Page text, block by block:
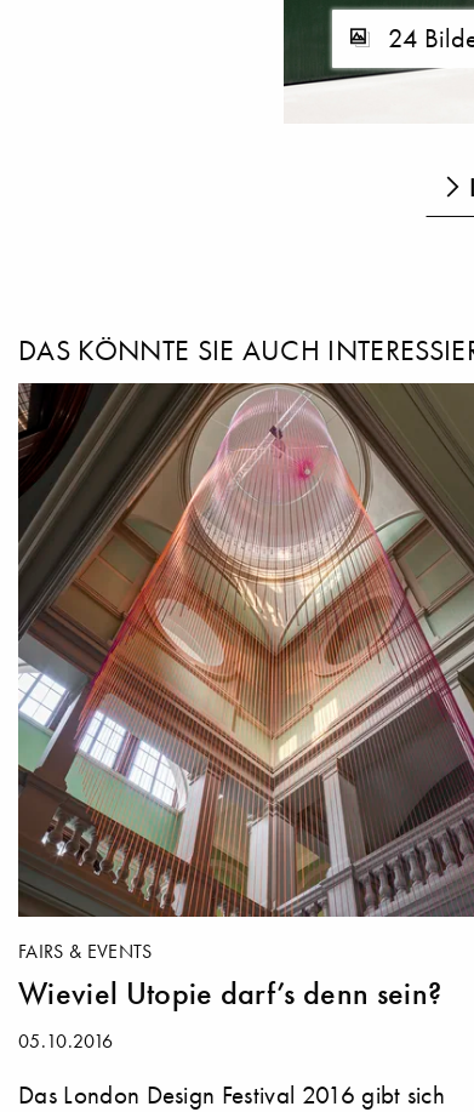
24
DAS KÖNNTE SIE AUCH
FAIRS & EVENTS
Wieviel Utopie darf’s denn sein?
05.10.2016
Das London Design Festival 2016 gibt sich